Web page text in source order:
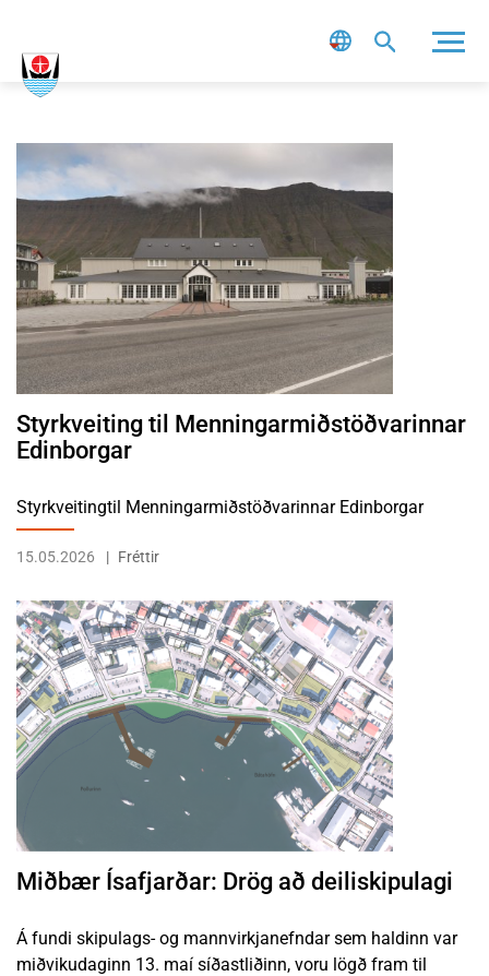
Styrkveiting til Menningarmiðstöðvarinnar
Edinborgar
Styrkveitingtil Menningarmiðstöðvarinnar Edinborgar
15.05.2026 Fréttir
LESA FRÉTTINA STYRKVEITING TIL
Miðbær Ísafjarðar: Drög að deiliskipulagi
Á fundi skipulags- og mannvirkjanefndar sem haldinn var
miðvikudaginn 13. maí síðastliðinn, voru lögð fram til
LESA FRÉTTINA MIÐBÆR ÍSAFJARÐAR: DRÖG AÐ DEILISKIPULAGI